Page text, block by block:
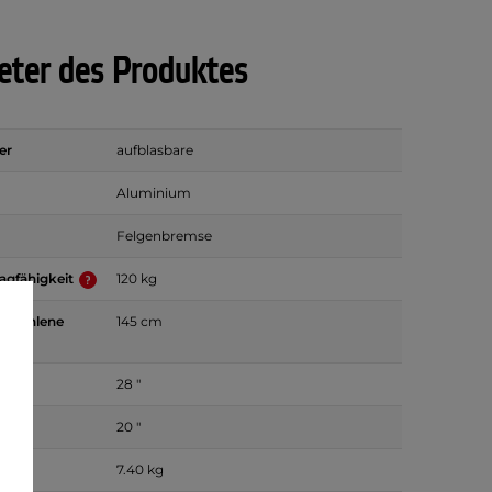
des Produktes
aufblasbare
Aluminium
Felgenbremse
120 kg
145 cm
28 "
20 "
7.40 kg